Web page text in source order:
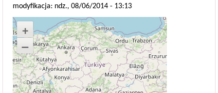
modyfikacja: ndz., 08/06/2014 - 13:13
+
–